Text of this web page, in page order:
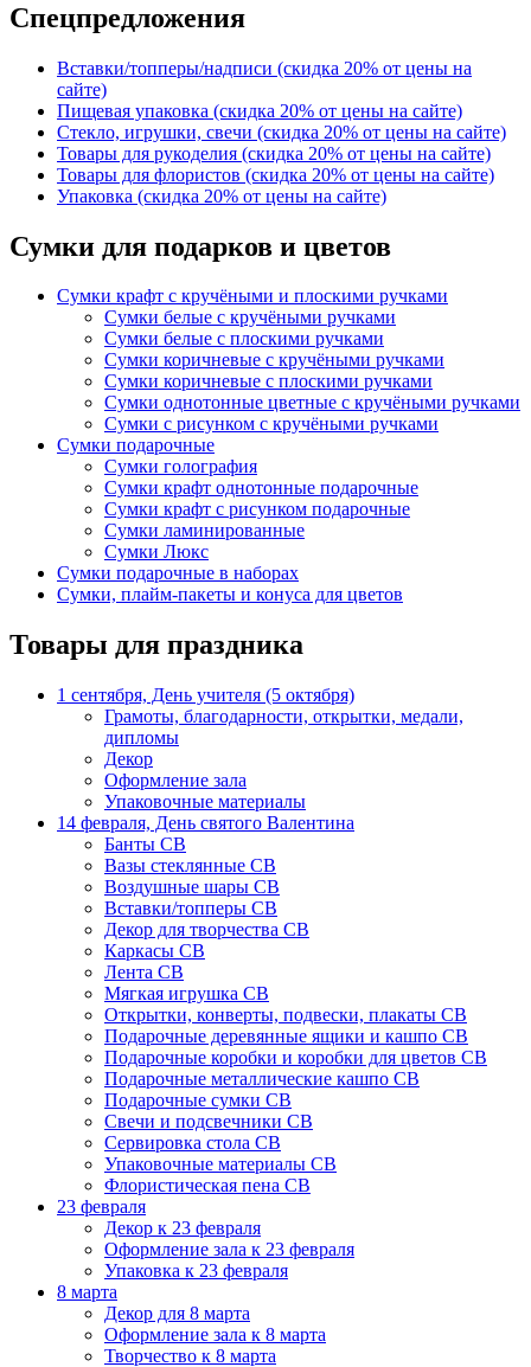
Спецпредложения
Вставки/топперы/надписи (скидка 20% от цены на
сайте)
Пищевая упаковка (скидка 20% от цены на сайте)
Стекло, игрушки, свечи (скидка 20% от цены на сайте)
Товары для рукоделия (скидка 20% от цены на сайте)
Товары для флористов (скидка 20% от цены на сайте)
Упаковка (скидка 20% от цены на сайте)
Сумки для подарков и цветов
Сумки крафт с кручёными и плоскими ручками
Сумки белые с кручёными ручками
Сумки белые с плоскими ручками
Сумки коричневые с кручёными ручками
Сумки коричневые с плоскими ручками
Сумки однотонные цветные с кручёными ручками
Сумки с рисунком с кручёными ручками
Сумки подарочные
Сумки голография
Сумки крафт однотонные подарочные
Сумки крафт с рисунком подарочные
Сумки ламинированные
Сумки Люкс
Сумки подарочные в наборах
Сумки, плайм-пакеты и конуса для цветов
Товары для праздника
1 сентября, День учителя (5 октября)
Грамоты, благодарности, открытки, медали,
дипломы
Декор
Оформление зала
Упаковочные материалы
14 февраля, День святого Валентина
Банты СВ
Вазы стеклянные СВ
Воздушные шары СВ
Вставки/топперы СВ
Декор для творчества СВ
Каркасы СВ
Лента СВ
Мягкая игрушка СВ
Открытки, конверты, подвески, плакаты СВ
Подарочные деревянные ящики и кашпо СВ
Подарочные коробки и коробки для цветов СВ
Подарочные металлические кашпо СВ
Подарочные сумки СВ
Свечи и подсвечники СВ
Сервировка стола СВ
Упаковочные материалы СВ
Флористическая пена СВ
23 февраля
Декор к 23 февраля
Оформление зала к 23 февраля
Упаковка к 23 февраля
8 марта
Декор для 8 марта
Оформление зала к 8 марта
Творчество к 8 марта